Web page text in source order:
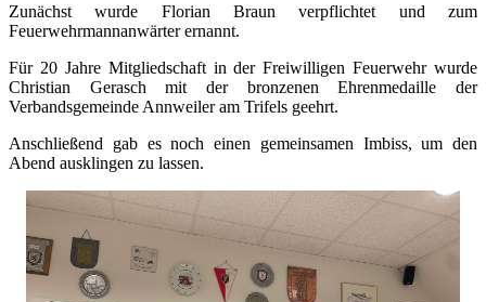
Zunächst wurde Florian Braun verpflichtet und zum
Feuerwehrmannanwärter ernannt.
Für 20 Jahre Mitgliedschaft in der Freiwilligen Feuerwehr wurde
Christian Gerasch mit der bronzenen Ehrenmedaille der
Verbandsgemeinde Annweiler am Trifels geehrt.
Anschließend gab es noch einen gemeinsamen Imbiss, um den
Abend ausklingen zu lassen.